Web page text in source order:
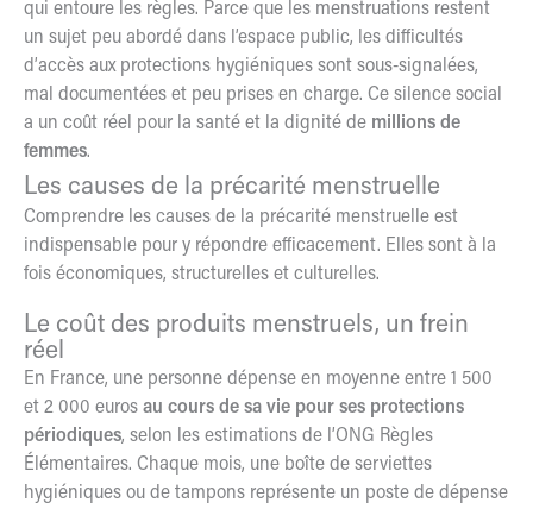
qui entoure les règles. Parce que les menstruations restent
un sujet peu abordé dans l’espace public, les difficultés
d’accès aux protections hygiéniques sont sous-signalées,
mal documentées et peu prises en charge. Ce silence social
a un coût réel pour la santé et la dignité de millions de
femmes.
Les causes de la précarité menstruelle
Comprendre les causes de la précarité menstruelle est
indispensable pour y répondre efficacement. Elles sont à la
fois économiques, structurelles et culturelles.
Le coût des produits menstruels, un frein
réel
En France, une personne dépense en moyenne entre 1 500
et 2 000 euros au cours de sa vie pour ses protections
périodiques, selon les estimations de l’ONG Règles
Élémentaires. Chaque mois, une boîte de serviettes
hygiéniques ou de tampons représente un poste de dépense